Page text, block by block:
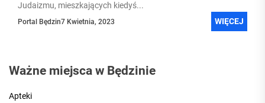
Judaizmu, mieszkających kiedyś...
Portal Będzin7 Kwietnia, 2023 WIĘCEJ
Ważne miejsca w Będzinie
Apteki